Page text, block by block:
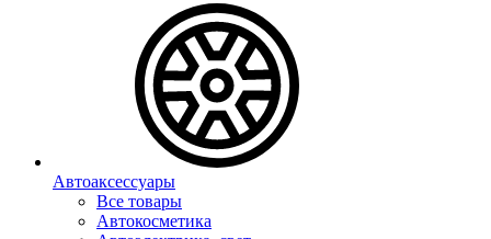
Автоаксессуары
Все товары
Автокосметика